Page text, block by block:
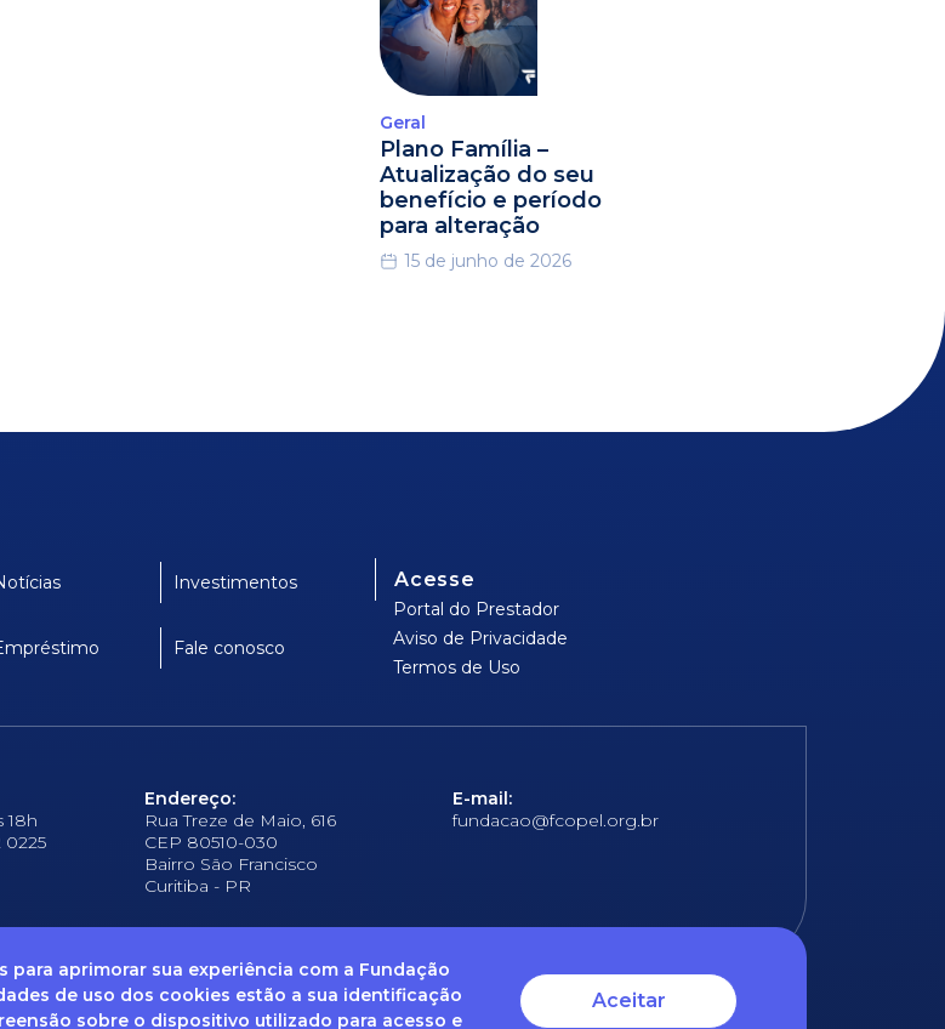
para aprimorar sua experiência com a Fundação
de uso dos cookies estão a sua identificação
sobre o dispositivo utilizado para acesso e
Aceitar
Geral
Plano Família –
Atualização do seu
benefício e período
para alteração
15 de junho de 2026
Investimentos
Fale conosco
Acesse
Portal do Prestador
Aviso de Privacidade
Termos de Uso
18h
Endereço:
Rua Treze de Maio, 616
CEP 80510-030
Bairro São Francisco
Curitiba - PR
E-mail:
fundacao@fcopel.org.br